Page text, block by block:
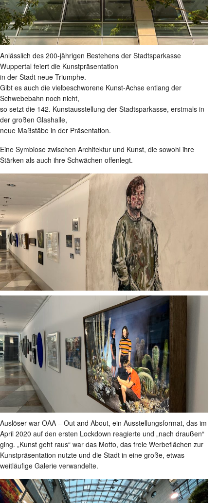
Anlässlich des 200-jährigen Bestehens der Stadtsparkasse
Wuppertal feiert die Kunstpräsentation
in der Stadt neue Triumphe.
Gibt es auch die vielbeschworene Kunst-Achse entlang der
Schwebebahn noch nicht,
so setzt die 142. Kunstausstellung der Stadtsparkasse, erstmals in
der großen Glashalle,
neue Maßstäbe in der Präsentation.
Eine Symbiose zwischen Architektur und Kunst, die sowohl ihre
Stärken als auch ihre Schwächen offenlegt.
Auslöser war OAA – Out and About, ein Ausstellungsformat, das im
April 2020 auf den ersten Lockdown reagierte und „nach draußen“
ging. „Kunst geht raus“ war das Motto, das freie Werbeflächen zur
Kunstpräsentation nutzte und die Stadt in eine große, etwas
weitläufige Galerie verwandelte.